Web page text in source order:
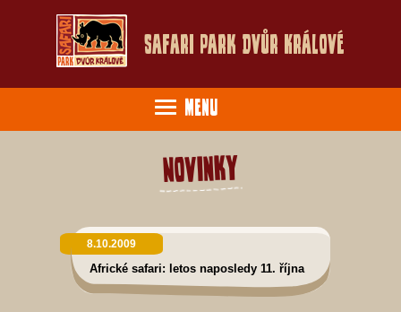
Safari Park Dvůr Králové
Menu
Novinky
8.10.2009
Africké safari: letos naposledy 11. října